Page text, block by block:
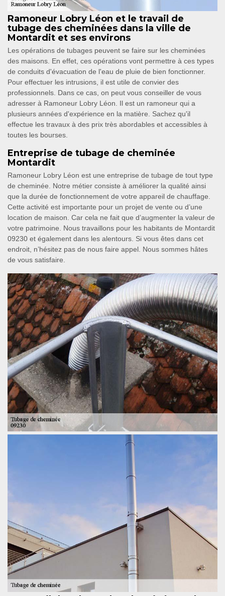
Ramoneur Lobry Léon et le travail de
tubage des cheminées dans la ville de
Montardit et ses environs
Les opérations de tubages peuvent se faire sur les cheminées
des maisons. En effet, ces opérations vont permettre à ces types
de conduits d'évacuation de l'eau de pluie de bien fonctionner.
Pour effectuer les intrusions, il est utile de convier des
professionnels. Dans ce cas, on peut vous conseiller de vous
adresser à Ramoneur Lobry Léon. Il est un ramoneur qui a
plusieurs années d'expérience en la matière. Sachez qu'il
effectue les travaux à des prix très abordables et accessibles à
toutes les bourses.
Entreprise de tubage de cheminée
Montardit
Ramoneur Lobry Léon est une entreprise de tubage de tout type
de cheminée. Notre métier consiste à améliorer la qualité ainsi
que la durée de fonctionnement de votre appareil de chauffage.
Cette activité est importante pour un projet de vente ou d’une
location de maison. Car cela ne fait que d’augmenter la valeur de
votre patrimoine. Nous travaillons pour les habitants de Montardit
09230 et également dans les alentours. Si vous êtes dans cet
endroit, n’hésitez pas de nous faire appel. Nous sommes hâtes
de vous satisfaire.